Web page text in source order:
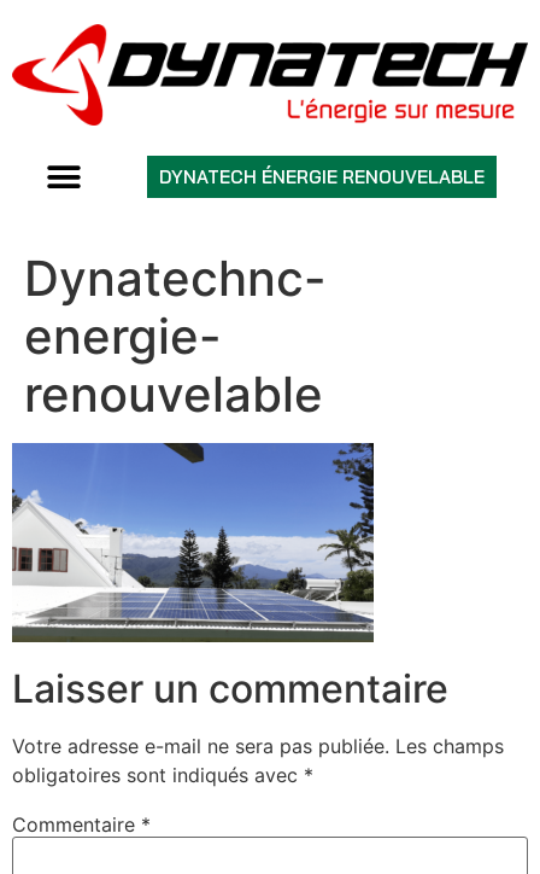
DYNATECH ÉNERGIE RENOUVELABLE
Dynatechnc-
energie-
renouvelable
Laisser un commentaire
Votre adresse e-mail ne sera pas publiée. Les champs
obligatoires sont indiqués avec *
Commentaire *